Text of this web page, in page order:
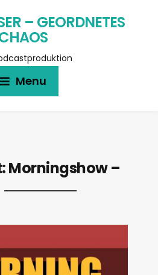
– GEORDNETES
Menu
Morningshow –